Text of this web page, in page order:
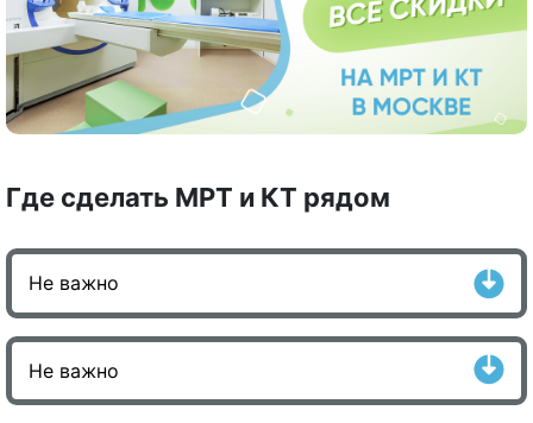
Где сделать МРТ и КТ рядом